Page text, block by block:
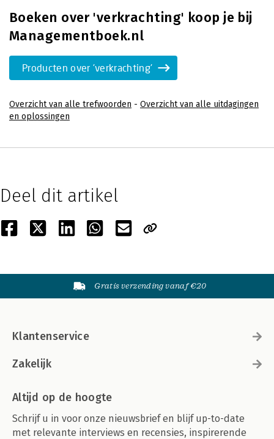
Boeken over 'verkrachting' koop je bij
Managementboek.nl
Producten over 'verkrachting'
Overzicht van alle trefwoorden - Overzicht van alle uitdagingen
en oplossingen
Deel dit artikel
Gratis verzending vanaf €20
Klantenservice
Zakelijk
Altijd op de hoogte
Schrijf u in voor onze nieuwsbrief en blijf up-to-date
met relevante interviews en recensies, inspirerende